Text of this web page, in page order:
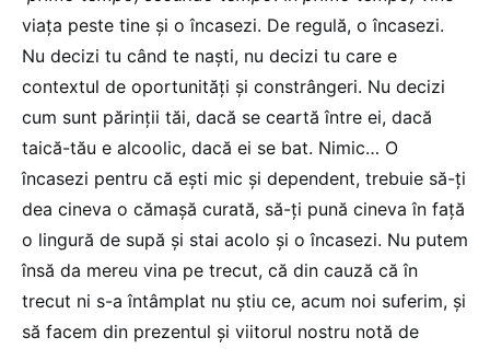
viața peste tine și o încasezi. De regulă, o încasezi.
Nu decizi tu când te naști, nu decizi tu care e
contextul de oportunități și constrângeri. Nu decizi
cum sunt părinții tăi, dacă se ceartă între ei, dacă
taică-tău e alcoolic, dacă ei se bat. Nimic… O
încasezi pentru că ești mic și dependent, trebuie să-ți
dea cineva o cămașă curată, să-ți pună cineva în față
o lingură de supă și stai acolo și o încasezi. Nu putem
însă da mereu vina pe trecut, că din cauză că în
trecut ni s-a întâmplat nu știu ce, acum noi suferim, și
să facem din prezentul și viitorul nostru notă de